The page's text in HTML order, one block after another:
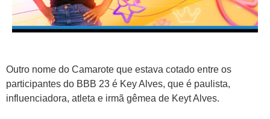
Outro nome do Camarote que estava cotado entre os
participantes do BBB 23 é Key Alves, que é paulista,
influenciadora, atleta e irmã gêmea de Keyt Alves.